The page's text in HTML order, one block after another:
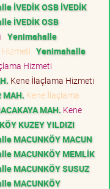
İVEDİK OSB İVEDİK
İVEDİK OSB
Yenimahalle
Yenimahalle
Hizmeti
Kene İlaçlama Hizmeti
MAH. Kene İlaçlama
MAH. Kene
KUZEY YILDIZI
MACUNKÖY MACUN
MACUNKÖY MEMLİK
MACUNKÖY SUSUZ
MACUNKÖY